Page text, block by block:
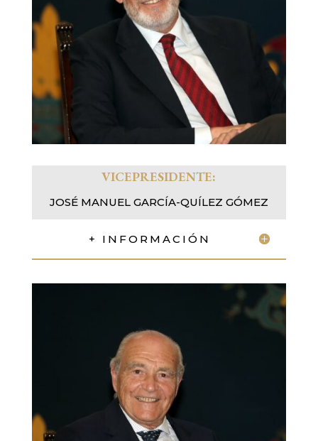
VICEPRESIDENTE:
JOSÉ MANUEL GARCÍA-QUÍLEZ GÓMEZ
+ INFORMACIÓN